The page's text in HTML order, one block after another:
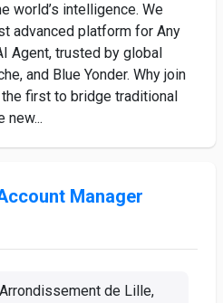
world’s intelligence. We
advanced platform for Any
Agent, trusted by global
and Blue Yonder. Why join
first to bridge traditional
new...
Manager
de Lille,